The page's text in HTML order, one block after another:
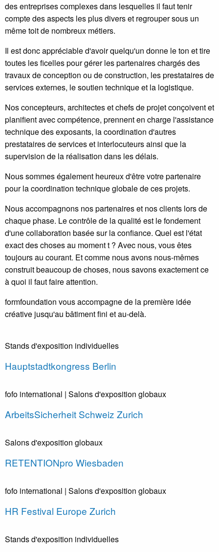
des entreprises complexes dans lesquelles il faut tenir
compte des aspects les plus divers et regrouper sous un
même toit de nombreux métiers.
Il est donc appréciable d'avoir quelqu'un donne le ton et tire
toutes les ficelles pour gérer les partenaires chargés des
travaux de conception ou de construction, les prestataires de
services externes, le soutien technique et la logistique.
Nos concepteurs, architectes et chefs de projet conçoivent et
planifient avec compétence, prennent en charge l'assistance
technique des exposants, la coordination d'autres
prestataires de services et interlocuteurs ainsi que la
supervision de la réalisation dans les délais.
Nous sommes également heureux d'être votre partenaire
pour la coordination technique globale de ces projets.
Nous accompagnons nos partenaires et nos clients lors de
chaque phase. Le contrôle de la qualité est le fondement
d'une collaboration basée sur la confiance. Quel est l'état
exact des choses au moment t ? Avec nous, vous êtes
toujours au courant. Et comme nous avons nous-mêmes
construit beaucoup de choses, nous savons exactement ce
à quoi il faut faire attention.
formfoundation vous accompagne de la première idée
créative jusqu'au bâtiment fini et au-delà.
Stands d'exposition individuelles
Hauptstadtkongress Berlin
fofo international | Salons d'exposition globaux
ArbeitsSicherheit Schweiz Zurich
Salons d'exposition globaux
RETENTIONpro Wiesbaden
fofo international | Salons d'exposition globaux
HR Festival Europe Zurich
Stands d'exposition individuelles